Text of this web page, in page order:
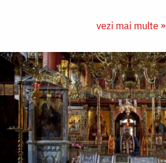
vezi mai multe »